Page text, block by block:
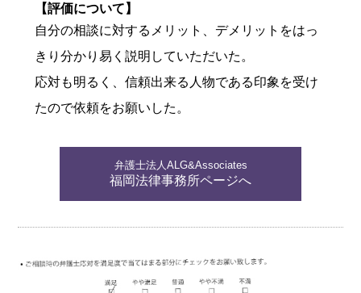
【評価について】
自分の相談に対するメリット、デメリットをはっ
きり分かり易く説明していただいた。
応対も明るく、信頼出来る人物である印象を受け
たので依頼をお願いした。
弁護士法人ALG&Associates
福岡法律事務所ページへ